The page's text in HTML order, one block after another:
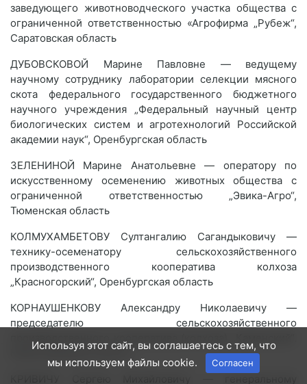
заведующего животноводческого участка общества с
ограниченной ответственностью «Агрофирма „Рубеж“,
Саратовская область
ДУБОВСКОВОЙ Марине Павловне — ведущему
научному сотруднику лаборатории селекции мясного
скота федерального государственного бюджетного
научного учреждения „Федеральный научный центр
биологических систем и агротехнологий Российской
академии наук“, Оренбургская область
ЗЕЛЕНИНОЙ Марине Анатольевне — оператору по
искусственному осеменению животных общества с
ограниченной ответственностью „Эвика-Агро“,
Тюменская область
КОЛМУХАМБЕТОВУ Султангалию Сагандыковичу —
технику-осеменатору сельскохозяйственного
производственного кооператива колхоза
„Красногорский“, Оренбургская область
КОРНАУШЕНКОВУ Александру Николаевичу —
председателю сельскохозяйственного
Нижегородская область
Используя этот сайт, вы соглашаетесь с тем, что
мы используем файлы cookie.
Согласен